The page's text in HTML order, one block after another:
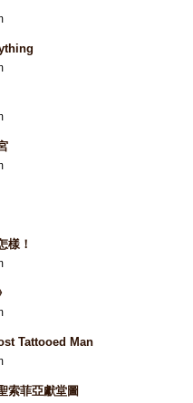
樣！
Tattooed Man
索菲亞獻堂圖